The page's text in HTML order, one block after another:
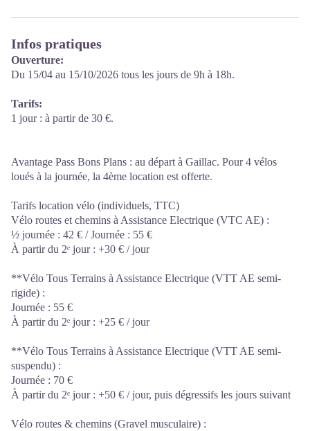
Infos pratiques
Ouverture:
Du 15/04 au 15/10/2026 tous les jours de 9h à 18h.
Tarifs:
1 jour : à partir de 30 €.
Avantage Pass Bons Plans : au départ à Gaillac. Pour 4 vélos
loués à la journée, la 4ème location est offerte.
Tarifs location vélo (individuels, TTC)
Vélo routes et chemins à Assistance Electrique (VTC AE) :
½ journée : 42 € / Journée : 55 €
À partir du 2ᵉ jour : +30 € / jour
**Vélo Tous Terrains à Assistance Electrique (VTT AE semi-
rigide) :
Journée : 55 €
À partir du 2ᵉ jour : +25 € / jour
**Vélo Tous Terrains à Assistance Electrique (VTT AE semi-
suspendu) :
Journée : 70 €
À partir du 2ᵉ jour : +50 € / jour, puis dégressifs les jours suivant
Vélo routes & chemins (Gravel musculaire) :